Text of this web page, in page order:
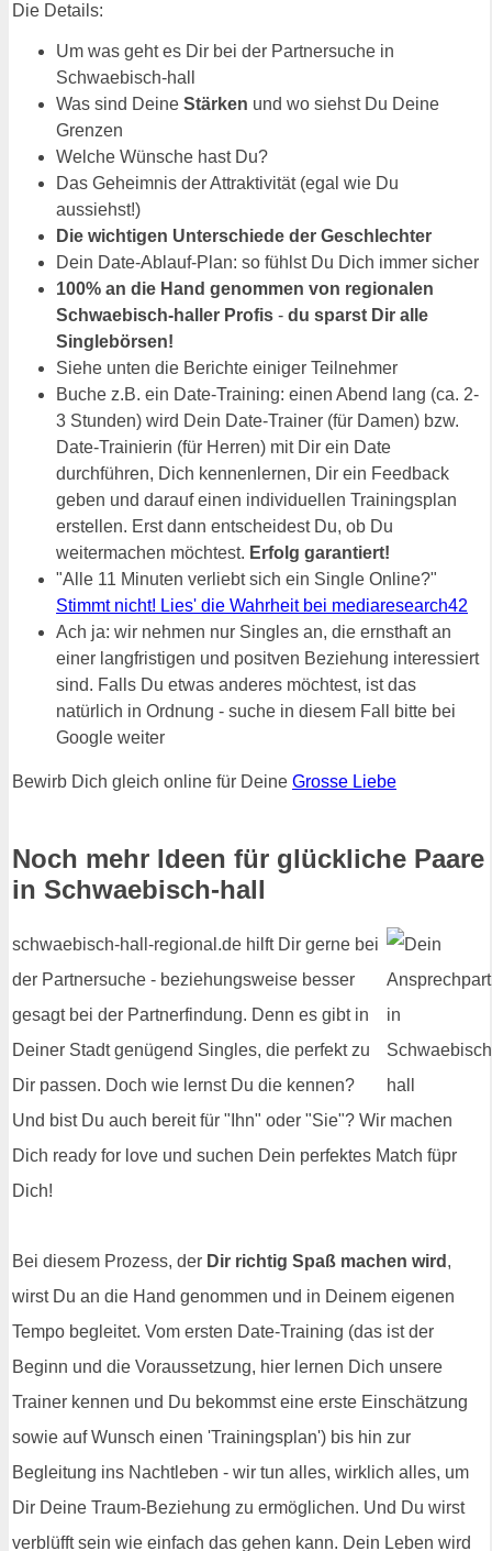
Die Details:
Um was geht es Dir bei der Partnersuche in
Schwaebisch-hall
Was sind Deine Stärken und wo siehst Du Deine
Grenzen
Welche Wünsche hast Du?
Das Geheimnis der Attraktivität (egal wie Du
aussiehst!)
Die wichtigen Unterschiede der Geschlechter
Dein Date-Ablauf-Plan: so fühlst Du Dich immer sicher
100% an die Hand genommen von regionalen
Schwaebisch-haller Profis - du sparst Dir alle
Singlebörsen!
Siehe unten die Berichte einiger Teilnehmer
Buche z.B. ein Date-Training: einen Abend lang (ca. 2-
3 Stunden) wird Dein Date-Trainer (für Damen) bzw.
Date-Trainierin (für Herren) mit Dir ein Date
durchführen, Dich kennenlernen, Dir ein Feedback
geben und darauf einen individuellen Trainingsplan
erstellen. Erst dann entscheidest Du, ob Du
weitermachen möchtest. Erfolg garantiert!
"Alle 11 Minuten verliebt sich ein Single Online?"
Stimmt nicht! Lies' die Wahrheit bei mediaresearch42
Ach ja: wir nehmen nur Singles an, die ernsthaft an
einer langfristigen und positven Beziehung interessiert
sind. Falls Du etwas anderes möchtest, ist das
natürlich in Ordnung - suche in diesem Fall bitte bei
Google weiter
Bewirb Dich gleich online für Deine Grosse Liebe
Noch mehr Ideen für glückliche Paare
in Schwaebisch-hall
schwaebisch-hall-regional.de hilft Dir gerne bei
der Partnersuche - beziehungsweise besser
gesagt bei der Partnerfindung. Denn es gibt in
Deiner Stadt genügend Singles, die perfekt zu
Dir passen. Doch wie lernst Du die kennen?
Und bist Du auch bereit für "Ihn" oder "Sie"? Wir machen
Dich ready for love und suchen Dein perfektes Match füpr
Dich!
Bei diesem Prozess, der Dir richtig Spaß machen wird ,
wirst Du an die Hand genommen und in Deinem eigenen
Tempo begleitet. Vom ersten Date-Training (das ist der
Beginn und die Voraussetzung, hier lernen Dich unsere
Trainer kennen und Du bekommst eine erste Einschätzung
sowie auf Wunsch einen 'Trainingsplan') bis hin zur
Begleitung ins Nachtleben - wir tun alles, wirklich alles, um
Dir Deine Traum-Beziehung zu ermöglichen. Und Du wirst
verblüfft sein wie einfach das gehen kann. Dein Leben wird